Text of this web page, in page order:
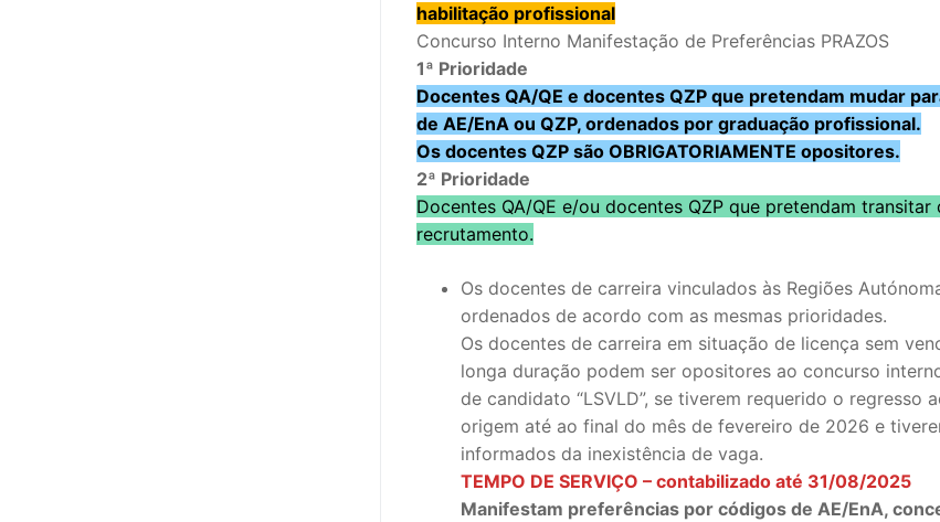
sindicalização
Legislação
Sectores
PRÉ-ESCOLAR
1º CICLO
2º/3º CEB / SECUNDÁRIO
ENSINO ARTÍSTICO
EDUCAÇÃO ESPECIAL
PARTICULAR / IPSS / MISERICÓRDIAS
ENSINO SUPERIOR
habilitação profissional
Concurso Interno Manifestação de Preferências PRAZOS
1ª Prioridade
Docentes QA/QE e docentes QZP que pretendam mudar
de AE/EnA ou QZP, ordenados por graduação profissional.
Os docentes QZP são OBRIGATORIAMENTE opositores.
2ª Prioridade
Docentes QA/QE e/ou docentes QZP que pretendam transitar
recrutamento.
Os docentes de carreira vinculados às Regiões
ordenados de acordo com as mesmas prioridades.
Os docentes de carreira em situação de licença sem
longa duração podem ser opositores ao concurso
de candidato “LSVLD”, se tiverem requerido o regresso
origem até ao final do mês de fevereiro de 2026 e
informados da inexistência de vaga.
TEMPO DE SERVIÇO – contabilizado até 31/08/2025
Manifestam preferências por códigos de AE/EnA,